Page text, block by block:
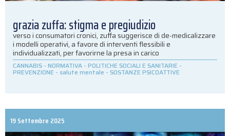
grazia zuffa: stigma e pregiudizio
verso i consumatori cronici, zuffa suggerisce di de-medicalizzare
i modelli operativi, a favore di interventi flessibili e
individualizzati, per favorirne la presa in carico
CANNABIS - NORMATIVA - POLITICHE SOCIALI E SANITARIE -
PREVENZIONE - salute mentale - SOSTANZE PSICOATTIVE
19 Settembre 2025